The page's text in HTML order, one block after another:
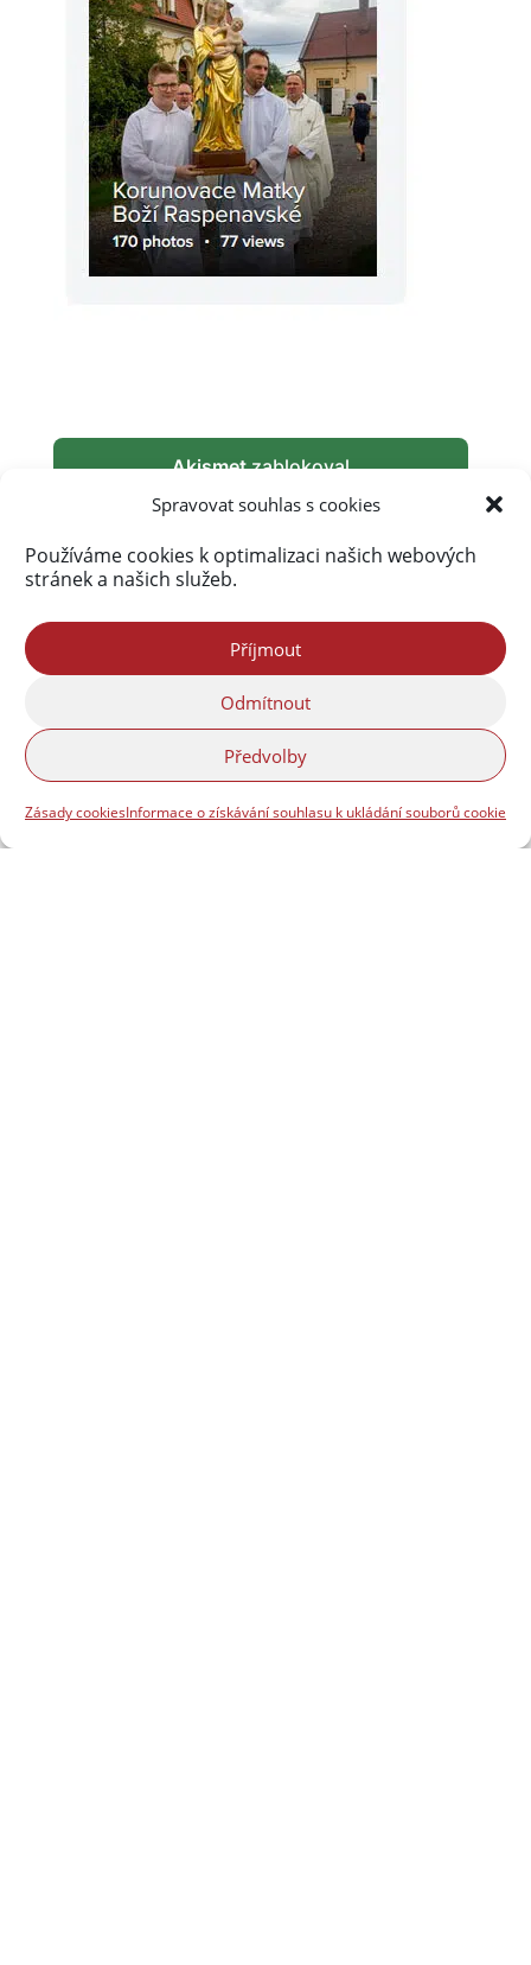
Spravovat souhlas s cookies
Používáme cookies k optimalizaci našich webových
stránek a našich služeb.
Příjmout
Odmítnout
Předvolby
Zásady cookiesInformace o získávání souhlasu k ukládání souborů cookie
Akismetzablokoval
289 947 spamů